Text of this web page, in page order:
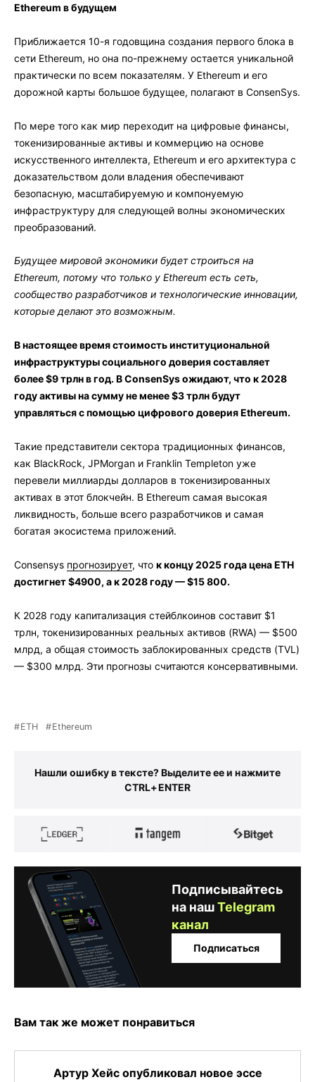
Ethereum в будущем
Приближается 10-я годовщина создания первого блока в
сети Ethereum, но она по-прежнему остается уникальной
практически по всем показателям. У Ethereum и его
дорожной карты большое будущее, полагают в ConsenSys.
По мере того как мир переходит на цифровые финансы,
токенизированные активы и коммерцию на основе
искусственного интеллекта, Ethereum и его архитектура с
доказательством доли владения обеспечивают
безопасную, масштабируемую и компонуемую
инфраструктуру для следующей волны экономических
преобразований.
Будущее мировой экономики будет строиться на
Ethereum, потому что только у Ethereum есть сеть,
сообщество разработчиков и технологические инновации,
которые делают это возможным.
В настоящее время стоимость институциональной
инфраструктуры социального доверия составляет
более $9 трлн в год. В ConsenSys ожидают, что к 2028
году активы на сумму не менее $3 трлн будут
управляться с помощью цифрового доверия Ethereum.
Такие представители сектора традиционных финансов,
как BlackRock, JPMorgan и Franklin Templeton уже
перевели миллиарды долларов в токенизированных
активах в этот блокчейн. В Ethereum самая высокая
ликвидность, больше всего разработчиков и самая
богатая экосистема приложений.
Consensys прогнозирует, что к концу 2025 года цена ETH
достигнет $4900, а к 2028 году — $15 800.
К 2028 году капитализация стейблкоинов составит $1
трлн, токенизированных реальных активов (RWA) — $500
млрд, а общая стоимость заблокированных средств (TVL)
— $300 млрд. Эти прогнозы считаются консервативными.
ETH Ethereum
Нашли ошибку в тексте? Выделите ее и нажмите
CTRL+ENTER
Подписывайтесь
на нашTelegram
канал
Подписаться
Вам так же может понравиться
Артур Хейс опубликовал новое эссе